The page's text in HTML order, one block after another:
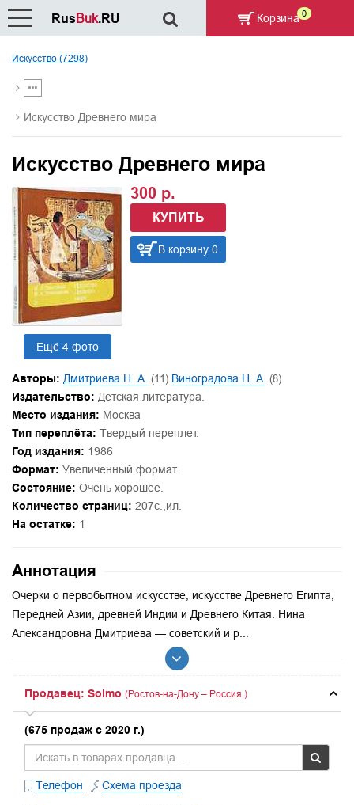
Искусство (7298)
Искусство Древнего мира
Искусство Древнего мира
Ещё 4 фото
300 р.
КУПИТЬ
В корзину 0
Авторы: Дмитриева Н. А. (11) Виноградова Н. А. (8)
Издательство: Детская литература.
Место издания: Москва
Тип переплёта: Твердый переплет.
Год издания: 1986
Формат: Увеличенный формат.
Состояние: Очень хорошее.
Количество страниц: 207с.,ил.
На остатке: 1
Аннотация
Очерки о первобытном искусстве, искусстве Древнего Египта,
Передней Азии, древней Индии и Древнего Китая. Нина
Александровна Дмитриева — советский и р...
Продавец: Solmo (Ростов-на-Дону – Россия.)
(675 продаж с 2020 г.)
Телефон Схема проезда
RusBuk.RU Корзина 0